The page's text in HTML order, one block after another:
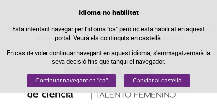
Política de cookies
Aquest lloc web utilitza cookies pròpies per facilitar la navegació i cookies
de tercers per obtenir estadístiques d'ús i satisfacció.
Podeu obtenir més informació a l'apartat "Cookies" del nostreavís legal .
Idioma no habilitat
Està intentant navegar per l'idioma "ca" però no està habilitat en aquest
portal. Veurà els continguts en castellà.
En cas de voler continuar navegant en aquest idioma, s'emmagatzemarà la
seva decisió fins que tanqui el navegador.
Continuar navegant en "ca" Canviar al castellà
Passar al contingut